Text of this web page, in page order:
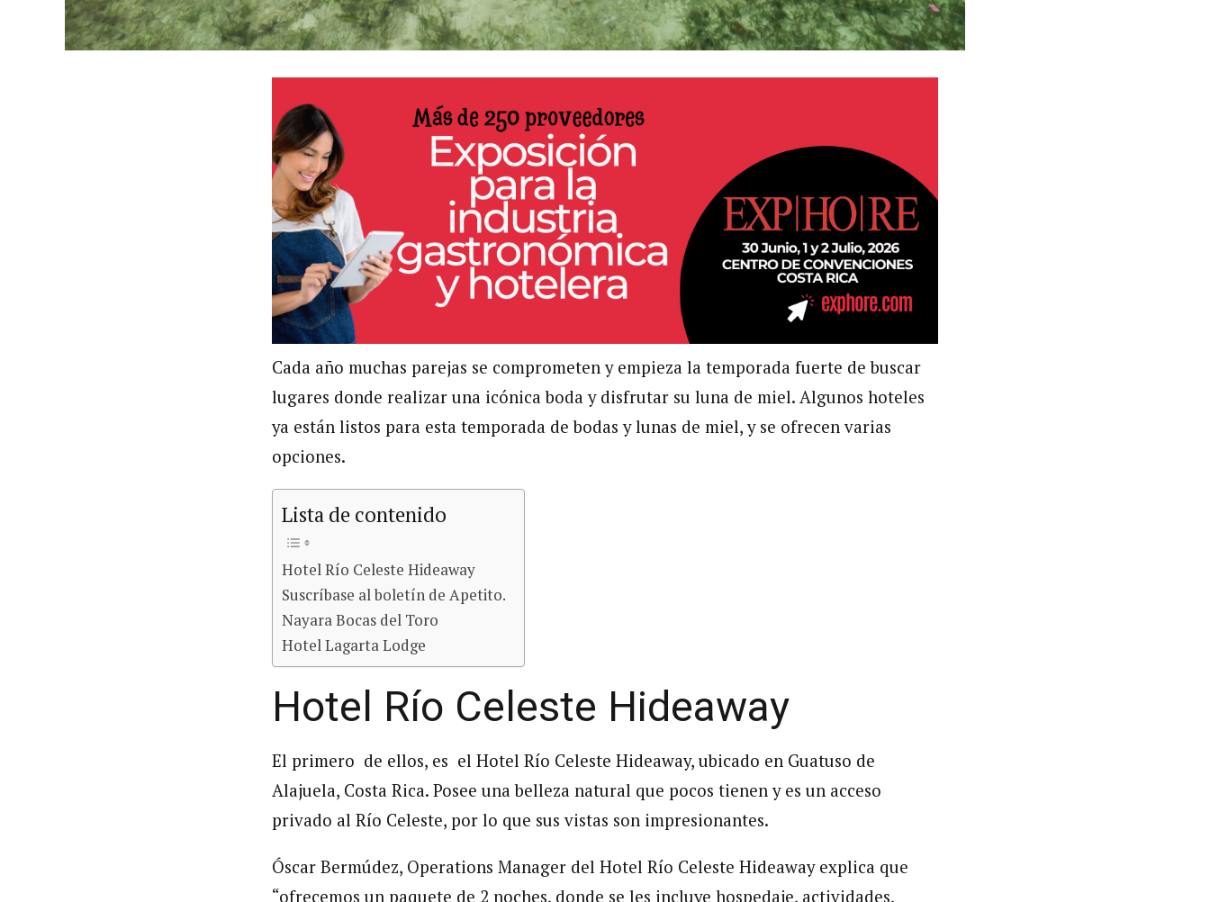
Cada año muchas parejas se comprometen y empieza la temporada fuerte de buscar
lugares donde realizar una icónica boda y disfrutar su luna de miel. Algunos hoteles
ya están listos para esta temporada de bodas y lunas de miel, y se ofrecen varias
opciones.
Lista de contenido
Hotel Río Celeste Hideaway
Suscríbase al boletín de Apetito.
Nayara Bocas del Toro
Hotel Lagarta Lodge
Hotel Río Celeste Hideaway
El primero de ellos, es el Hotel Río Celeste Hideaway, ubicado en Guatuso de
Alajuela, Costa Rica. Posee una belleza natural que pocos tienen y es un acceso
privado al Río Celeste, por lo que sus vistas son impresionantes.
Óscar Bermúdez, Operations Manager del Hotel Río Celeste Hideaway explica que
“ofrecemos un paquete de 2 noches, donde se les incluye hospedaje, actividades,